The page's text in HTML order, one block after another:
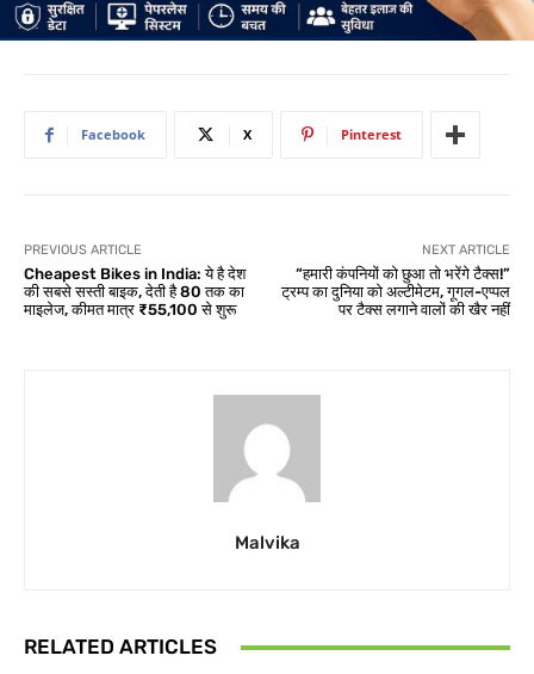
Facebook X Pinterest
PREVIOUS ARTICLE
Cheapest Bikes in India: ये है देश
की सबसे सस्ती बाइक, देती है 80 तक का
माइलेज, कीमत मात्र ₹55,100 से शुरू
NEXT ARTICLE
“हमारी कंपनियों को छुआ तो भरेंगे टैक्स!”
ट्रम्प का दुनिया को अल्टीमेटम, गूगल-एप्पल
पर टैक्स लगाने वालों की खैर नहीं
Malvika
RELATED ARTICLES